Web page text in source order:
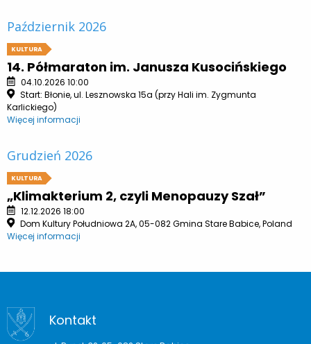
Październik 2026
KULTURA
14. Półmaraton im. Janusza Kusocińskiego
04.10.2026 10:00
Start: Błonie, ul. Lesznowska 15a (przy Hali im. Zygmunta
Karlickiego)
Więcej informacji
Grudzień 2026
KULTURA
„Klimakterium 2, czyli Menopauzy Szał”
12.12.2026 18:00
Dom Kultury Południowa 2A, 05-082 Gmina Stare Babice, Poland
Więcej informacji
Kontakt